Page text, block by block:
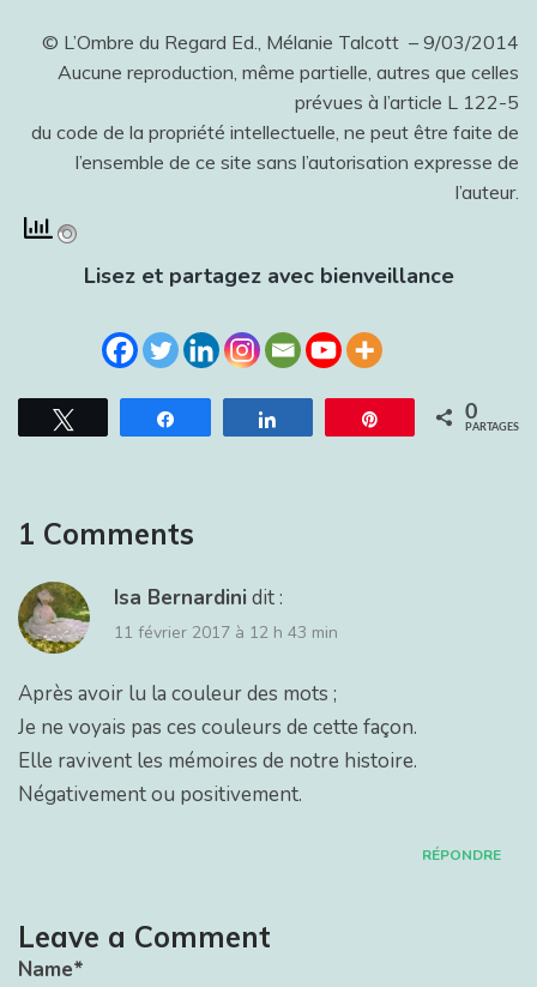
© L’Ombre du Regard Ed., Mélanie Talcott – 9/03/2014
Aucune reproduction, même partielle, autres que celles
prévues à l’article L 122-5
du code de la propriété intellectuelle, ne peut être faite de
l’ensemble de ce site sans l’autorisation expresse de
l’auteur.
Lisez et partagez avec bienveillance
Épingle 0
PARTAGES
1 Comments
Isa Bernardini dit :
11 février 2017 à 12 h 43 min
Après avoir lu la couleur des mots ;
Je ne voyais pas ces couleurs de cette façon.
Elle ravivent les mémoires de notre histoire.
Négativement ou positivement.
RÉPONDRE
Leave a Comment
Name*